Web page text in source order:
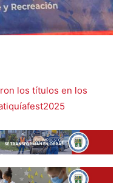
los títulos en los